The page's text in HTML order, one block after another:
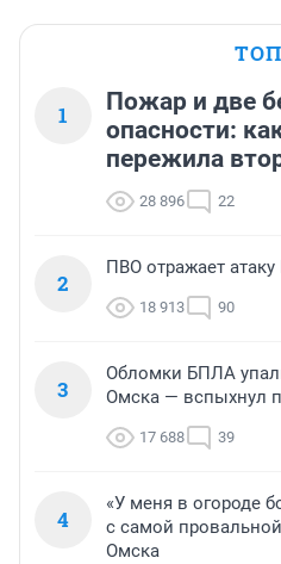
1
Пожар и две
опасности:
пережила
28 896 22
2
ПВО отражает
18 913 90
3
Обломки БПЛА
Омска — вспыхнул
17 688 39
4
«У меня в огороде
с самой
Омска